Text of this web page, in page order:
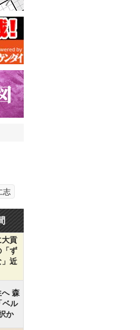
志
大貢
ず
」近
へ 森
ベル
か